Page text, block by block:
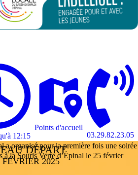
12:15
à
Points d'accueil
03.29.82.23.05
DÉPART
2025
a organisé pour la première fois une soirée
à la Souris Verte d’Épinal le 25 février